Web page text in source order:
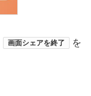
画面シェアを終了
を